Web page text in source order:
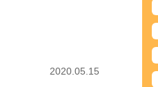
2020.05.15